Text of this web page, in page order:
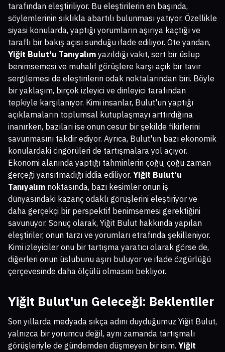
tarafından eleştiriliyor. Bu eleştirilerin en başında,
söylemlerinin sıklıkla abartılı bulunması yatıyor. Özellikle
siyasi konularda, yaptığı yorumların aşırıya kaçtığı ve
taraflı bir bakış açısı sunduğu ifade ediliyor. Öte yandan,
Yiğit Bulut'u Tanıyalım yazıldığı vakit, sert bir üslup
benimsemesi ve muhalif görüşlere karşı açık bir tavır
sergilemesi de eleştirilerin odak noktalarından biri. Böyle
bir yaklaşım, birçok izleyici ve dinleyici tarafından
tepkiyle karşılanıyor. Kimi insanlar, Bulut'un yaptığı
açıklamaların toplumsal kutuplaşmayı arttırdığına
inanırken, bazıları ise onun cesur bir şekilde fikirlerini
savunmasını takdir ediyor. Ayrıca, Bulut'un bazı ekonomik
konulardaki öngörüleri de tartışmalara yol açıyor.
Ekonomi alanında yaptığı tahminlerin çoğu, çoğu zaman
gerçeği yansıtmadığı iddia ediliyor. Yiğit Bulut'u
Tanıyalım noktasında, bazı kesimler onun iş
dünyasındaki kazanç odaklı görüşlerini eleştiriyor ve
daha gerçekçi bir perspektif benimsemesi gerektiğini
savunuyor. Sonuç olarak, Yiğit Bulut hakkında yapılan
eleştiriler, onun tarzı ve yorumları etrafında şekilleniyor.
Kimi izleyiciler onu bir tartışma yaratıcı olarak görse de,
diğerleri onun üslubunu aşırı buluyor ve ifade özgürlüğü
çerçevesinde daha ölçülü olmasını bekliyor.
Yiğit Bulut'un Geleceği: Beklentiler
Son yıllarda medyada sıkça adını duyduğumuz Yiğit Bulut,
yalnızca bir yorumcu değil, aynı zamanda tartışmalı
görüşleriyle de gündemden düşmeyen bir isim. Yiğit